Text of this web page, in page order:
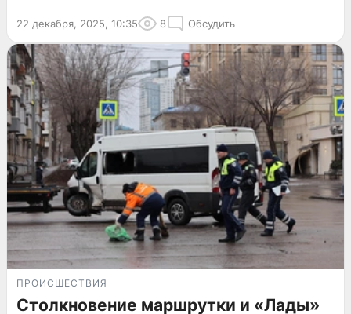
22 декабря, 2025, 10:35 8 Обсудить
ПРОИСШЕСТВИЯ
Столкновение маршрутки и «Лады»